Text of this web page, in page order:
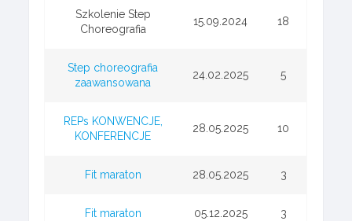
Szkolenie Step
Choreografia
15.09.2024 18
Step choreografia
zaawansowana
24.02.2025 5
REPs KONWENCJE,
KONFERENCJE
28.05.2025 10
Fit maraton 28.05.2025 3
Fit maraton 05.12.2025 3